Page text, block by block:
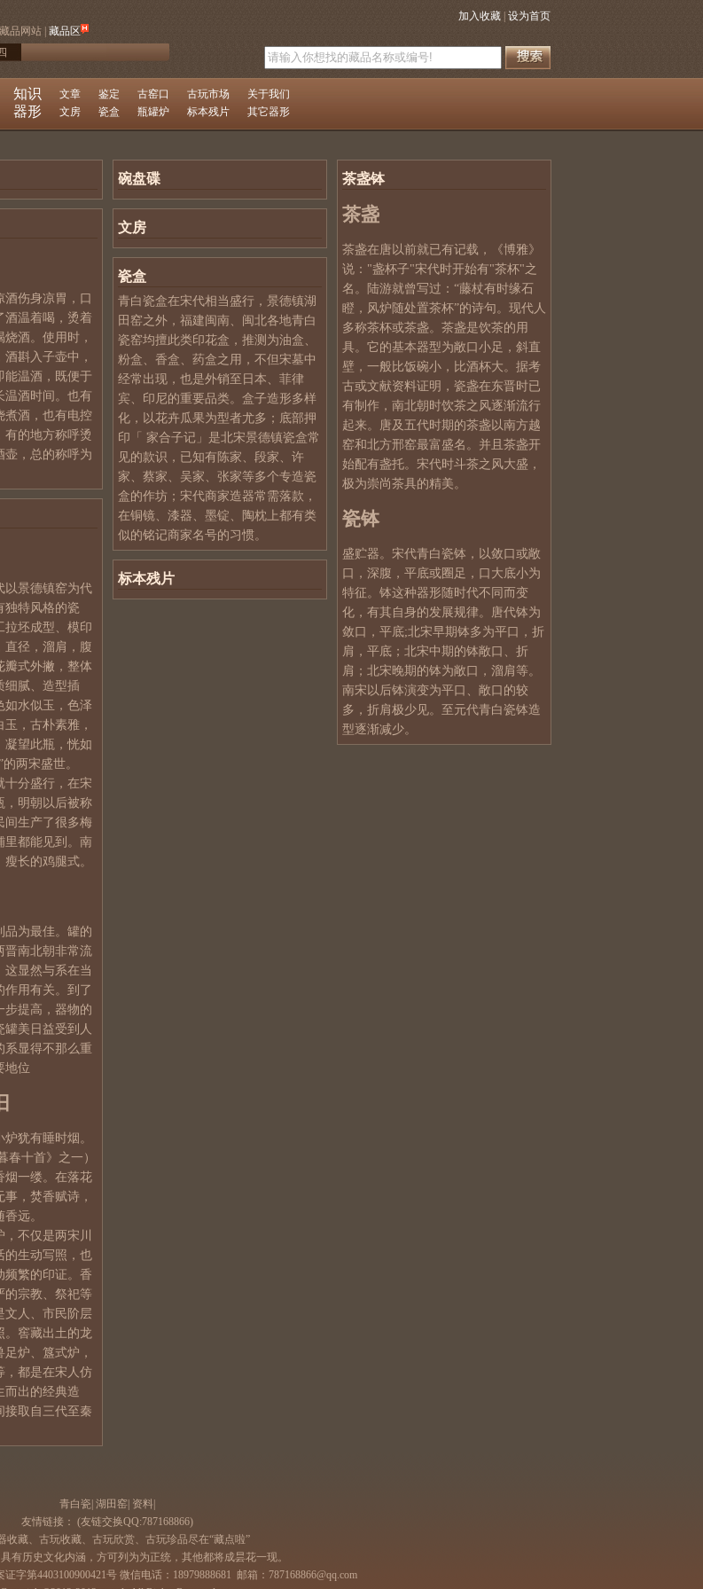
藏品网站 | 藏品区
加入收藏 设为首页
知识 文章 鉴定 古窑口 古玩市场 关于我们
器形 文房 瓷盒 瓶罐炉 标本残片 其它器形
碗盘碟 茶盏钵
茶盏
茶盏在唐以前就已有记载，《博雅》
说："盏杯子"宋代时开始有"茶杯"之
名。陆游就曾写过：“藤杖有时缘石
瞪，风炉随处置茶杯”的诗句。现代人
多称茶杯或茶盏。茶盏是饮茶的用
具。它的基本器型为敞口小足，斜直
壁，一般比饭碗小，比酒杯大。据考
古或文献资料证明，瓷盏在东晋时已
有制作，南北朝时饮茶之风逐渐流行
起来。唐及五代时期的茶盏以南方越
窑和北方邢窑最富盛名。并且茶盏开
始配有盏托。宋代时斗茶之风大盛，
极为崇尚茶具的精美。
瓷钵
盛贮器。宋代青白瓷钵，以敛口或敞
口，深腹，平底或圈足，口大底小为
特征。钵这种器形随时代不同而变
化，有其自身的发展规律。唐代钵为
敛口，平底;北宋早期钵多为平口，折
肩，平底；北宋中期的钵敞口、折
肩；北宋晚期的钵为敞口，溜肩等。
南宋以后钵演变为平口、敞口的较
多，折肩极少见。至元代青白瓷钵造
型逐渐减少。
伤身凉胃，口
酒温着喝，烫着
酒。使用时，
斟入子壶中，
能温酒，既便于
温酒时间。也有
煮酒，也有电控
有的地方称呼烫
壶，总的称呼为
文房
瓷盒
青白瓷盒在宋代相当盛行，景德镇湖
田窑之外，福建闽南、闽北各地青白
瓷窑均擅此类印花盒，推测为油盒、
粉盒、香盒、药盒之用，不但宋墓中
经常出现，也是外销至日本、菲律
宾、印尼的重要品类。盒子造形多样
化，以花卉瓜果为型者尤多；底部押
印「 家合子记」是北宋景德镇瓷盒常
见的款识，已知有陈家、段家、许
家、蔡家、吴家、张家等多个专造瓷
盒的作坊；宋代商家造器常需落款，
在铜镜、漆器、墨锭、陶枕上都有类
似的铭记商家名号的习惯。
以景德镇窑为代
独特风格的瓷
拉坯成型、模印
直径，溜肩，腹
瓣式外撇，整体
细腻、造型插
如水似玉，色泽
，古朴素雅，
凝望此瓶，恍如
两宋盛世。
十分盛行，在宋
，明朝以后被称
间生产了很多梅
里都能见到。南
长的鸡腿式。
品为最佳。罐的
晋南北朝非常流
这显然与系在当
作用有关。到了
步提高，器物的
美日益受到人
系显得不那么重
地位
犹有睡时烟。
春十首》之一）
烟一缕。在落花
，焚香赋诗，
远。
不仅是两宋川
的生动写照，也
频繁的印证。香
的宗教、祭祀等
文人、市民阶层
。窖藏出土的龙
炉、簋式炉，
，都是在宋人仿
而出的经典造
接取自三代至秦
标本残片
青白瓷 湖田窑 资料
友情链接： (友链交换QQ:787168866)
收藏、古玩收藏、古玩欣赏、古玩珍品尽在“藏点啦”
有历史文化内涵，方可列为为正统，其他都将成昙花一现。
字第4403100900421号 微信电话：18979888681 邮箱： 787168866@qq.com